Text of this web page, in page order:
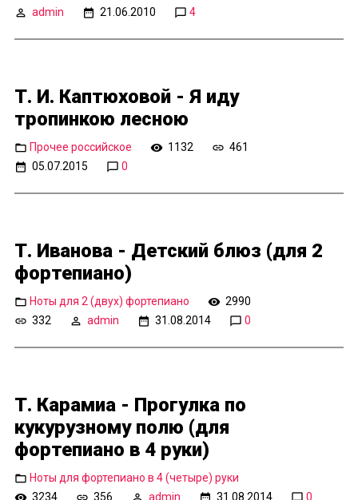
admin
21.06.2010 4
Т. И. Каптюховой - Я иду
тропинкою лесною
Прочее российское 1132
461
05.07.2015
0
Т. Иванова - Детский блюз (для 2
фортепиано)
Ноты для 2 (двух) фортепиано
2990
332
admin 31.08.2014 0
Т. Карамиа - Прогулка по
кукурузному полю (для
фортепиано в 4 руки)
Ноты для фортепиано в 4 (четыре) руки
3234
356 admin 31.08.2014 0